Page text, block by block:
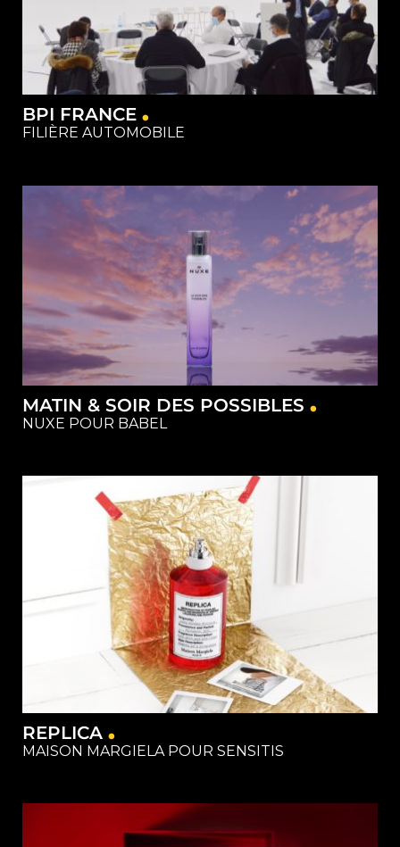
Capture Restauration Studios
BPI FRANCE
FILIÈRE AUTOMOBILE
Restauration Studios
MATIN & SOIR DES POSSIBLES
NUXE POUR BABEL
Capture Matériel Restauration Studios
REPLICA
MAISON MARGIELA POUR SENSITIS